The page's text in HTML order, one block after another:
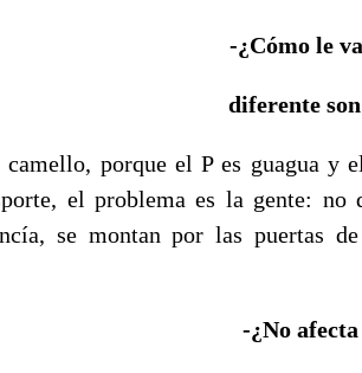
-¿Cómo le
diferente
porque el P es guagua y
el problema es la gente: no
se montan por las puertas
-¿No